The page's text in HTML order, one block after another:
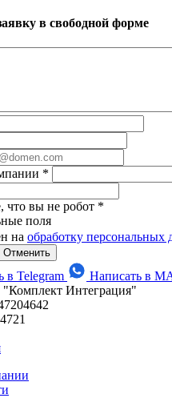
в свободной форме
*
что вы не робот *
поля
на обработку персональных
Отменить
в Telegram
Написать в
Интеграция"